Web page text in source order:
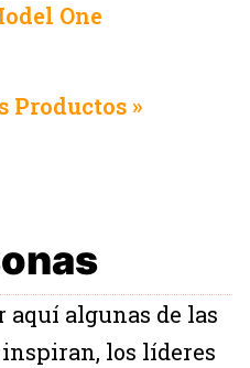
One
Productos »
algunas de las
los líderes